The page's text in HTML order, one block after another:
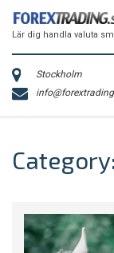
Lär dig handla valuta
Stockholm